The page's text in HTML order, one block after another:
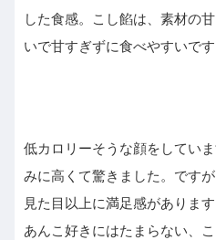
した食感。こし餡は、素材の
いで甘すぎずに食べやすいです
低カロリーそうな顔をしてい
みに高くて驚きました。です
見た目以上に満足感があります
あんこ好きにはたまらない、